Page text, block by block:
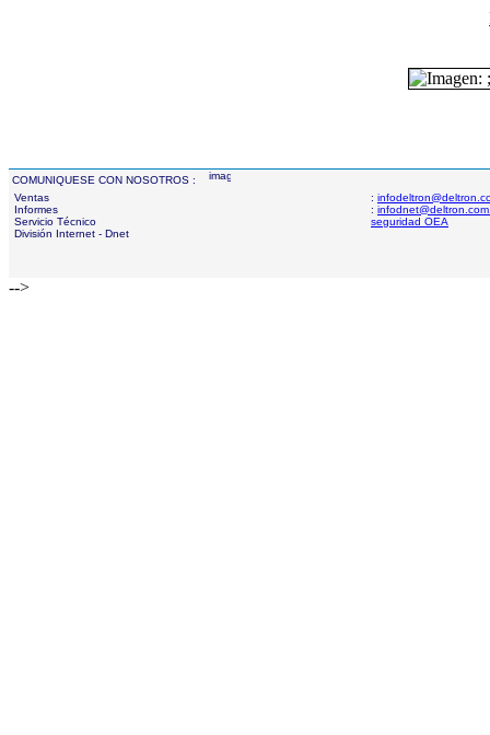
COMUNIQUESE CON NOSOTROS :
Ventas
Informes
Servicio Técnico
División Internet - Dnet
:
:
seguridad OEA
-->